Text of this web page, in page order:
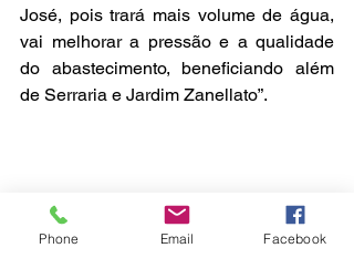
José, pois trará mais volume de água,
vai melhorar a pressão e a qualidade
do abastecimento, beneficiando além
de Serraria e Jardim Zanellato”.
Phone Email Facebook